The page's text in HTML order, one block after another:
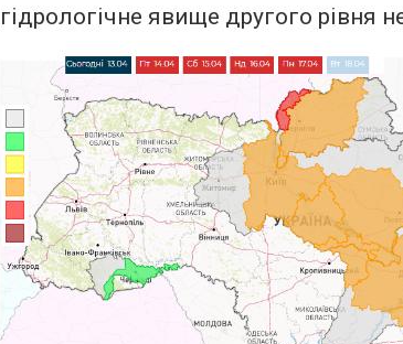
гідрологічне явище другого рівня